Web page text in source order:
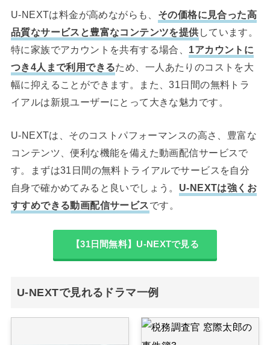
U-NEXTは料金が高めながらも、 その価格に見合った高
品質なサービスと豊富なコンテンツを提供 しています。
特に家族でアカウントを共有する場合、 1アカウントに
つき4人まで利用できるため、一人あたりのコストを大
幅に抑えることができます。また、31日間の無料トラ
イアルは新規ユーザーにとって大きな魅力です。
U-NEXTは、そのコストパフォーマンスの高さ、豊富な
コンテンツ、便利な機能を備えた動画配信サービスで
す。まずは31日間の無料トライアルでサービスを自分
自身で確かめてみると良いでしょう。 U-NEXTは強くお
すすめできる動画配信サービスです。
【31日間無料】U-NEXTで見る
U-NEXTで見れるドラマ一例